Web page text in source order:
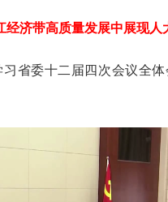
济带高质量发展中展现人
省委十二届四次会议全